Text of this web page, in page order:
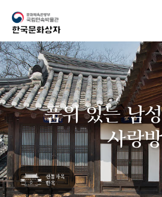
품위 있는 남
사랑방